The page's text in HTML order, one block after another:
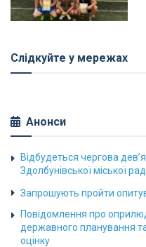
Слідкуйте у мережах
Анонси
Відбудеться чергова
Здолбунівської міської
Запрошують пройти
Повідомлення про
державного планування та
оцінку